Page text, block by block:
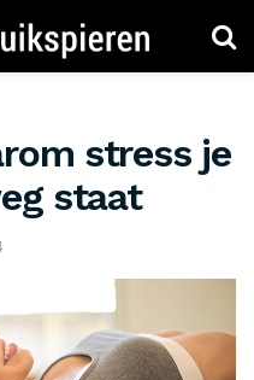
stress je
staat